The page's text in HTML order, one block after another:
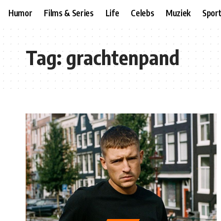
Humor Films & Series Life Celebs Muziek
Tag:grachtenpand